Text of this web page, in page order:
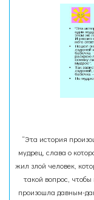
“Эта история
мудрец, слава о
жил злой человек,
такой вопрос,
произошла давным-